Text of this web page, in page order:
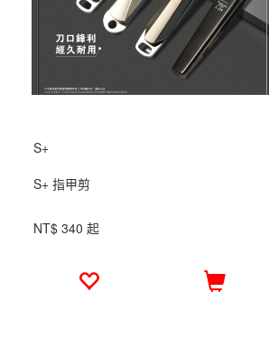
S+
S+ 指甲剪
NT$ 340 起